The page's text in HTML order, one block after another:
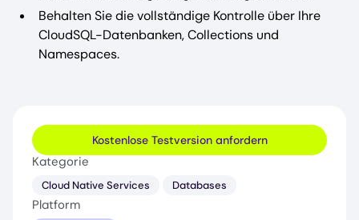
Behalten Sie die vollständige Kontrolle über Ihre
CloudSQL-Datenbanken, Collections und
Namespaces.
Kostenlose Testversion anfordern
Kategorie
Cloud Native Services Databases
Platform